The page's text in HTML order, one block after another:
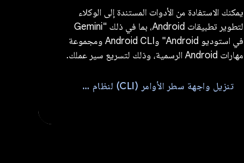
يمكنك الاستفادة من الأدوات المستندة إلى الوكلاء
لتطوير تطبيقات Android، بما في ذلك "Gemini
في استوديو Android" وAndroid CLI ومجموعة
مهارات Android الرسمية، وذلك لتسريع سير عملك.
تنزيل واجهة سطر الأوامر (CLI) لنظام Android